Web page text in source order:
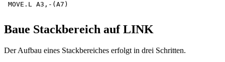
Baue Stackbereich auf LINK
Der Aufbau eines Stackbereiches erfolgt in drei Schritten.